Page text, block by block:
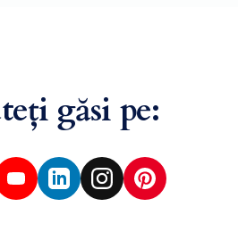
găsi pe:
YouTubeLinkedInInstagramPinterest